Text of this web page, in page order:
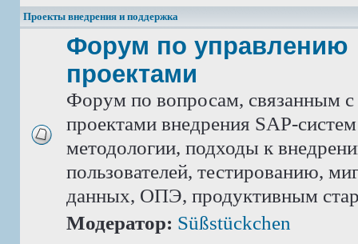
Проекты внедрения и поддержка
Форум по управлению
проектами
Форум по вопросам, связанным с
проектами внедрения SAP-
методологии, подходы к
пользователей, тестированию,
данных, ОПЭ, продуктивным
Модератор: Süßstückchen